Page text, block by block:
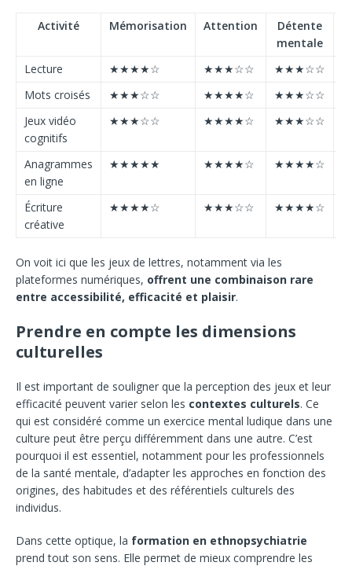
Activité Mémorisation Attention
Détente
mentale
Lecture ★★★★☆ ★★★☆☆ ★★★☆☆
Mots croisés
★★★☆☆ ★★★★☆ ★★★☆☆
Jeux vidéo
cognitifs
★★★☆☆ ★★★★☆ ★★★☆☆
Anagrammes
en ligne
★★★★★ ★★★★☆ ★★★★☆
Écriture
créative
★★★★☆ ★★★☆☆ ★★★★☆
On voit ici que les jeux de lettres, notamment via les
plateformes numériques, offrent une combinaison rare
entre accessibilité, efficacité et plaisir.
Prendre en compte les dimensions
culturelles
Il est important de souligner que la perception des jeux et leur
efficacité peuvent varier selon les contextes culturels. Ce
qui est considéré comme un exercice mental ludique dans une
culture peut être perçu différemment dans une autre. C’est
pourquoi il est essentiel, notamment pour les professionnels
de la santé mentale, d’adapter les approches en fonction des
origines, des habitudes et des référentiels culturels des
individus.
Dans cette optique, la formation en ethnopsychiatrie
prend tout son sens. Elle permet de mieux comprendre les